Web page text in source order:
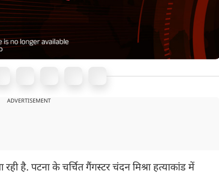
ADVERTISEMENT
है. पटना के चर्चित गैंगस्टर चंदन मिश्रा हत्याकांड में